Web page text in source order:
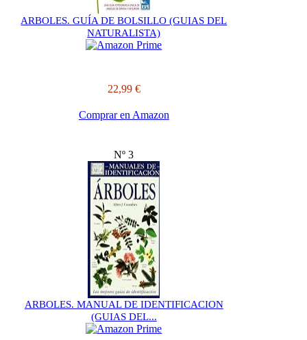
ARBOLES. GUÍA DE BOLSILLO (GUIAS DEL
NATURALISTA)
22,99 €
Comprar en Amazon
Nº 3
ARBOLES. MANUAL DE IDENTIFICACION
(GUIAS DEL...